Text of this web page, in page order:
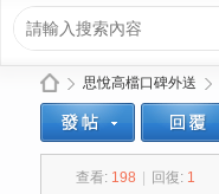
思悅高檔口碑外送
查看: 198 回復: 1